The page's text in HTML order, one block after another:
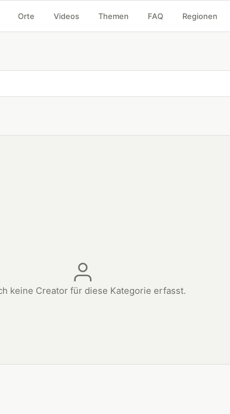
Orte Videos Themen FAQ Regionen
keine Creator für diese Kategorie erfasst.